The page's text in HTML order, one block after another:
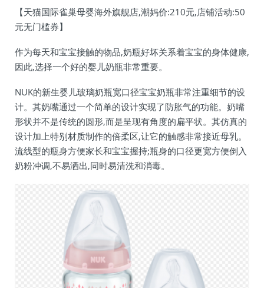
【天猫国际雀巢母婴海外旗舰店,潮妈价:210元,店铺活动:50
元无门槛券】
作为每天和宝宝接触的物品,奶瓶好坏关系着宝宝的身体健康,
因此,选择一个好的婴儿奶瓶非常重要。
NUK的新生婴儿玻璃奶瓶宽口径宝宝奶瓶非常注重细节的设
计。其奶嘴通过一个简单的设计实现了防胀气的功能。奶嘴
形状并不是传统的圆形,而是呈现有角度的扁平状。其仿真的
设计加上特别材质制作的倍柔区,让它的触感非常接近母乳。
流线型的瓶身方便家长和宝宝握持;瓶身的口径更宽方便倒入
奶粉冲调,不易洒出,同时易清洗和消毒。